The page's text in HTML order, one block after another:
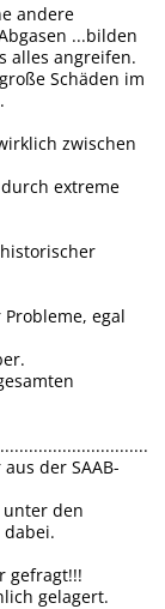
andere
...bilden
alles angreifen.
Schäden im
zwischen
extreme
egal
der SAAB-
unter den
dabei.
gefragt!!!
gelagert.